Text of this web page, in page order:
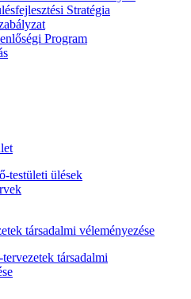
Stratégia
Program
testületi ülések
társadalmi véleményezése
társadalmi